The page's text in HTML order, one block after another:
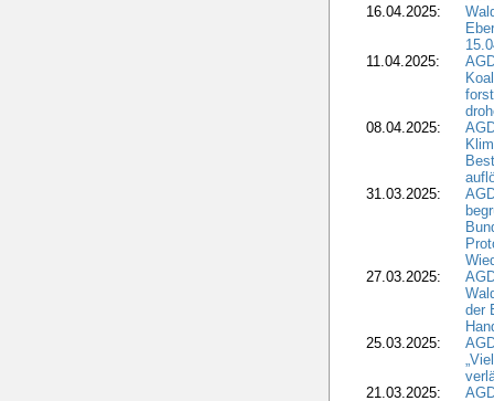
16.04.2025:
11.04.2025:
08.04.2025:
31.03.2025:
27.03.2025:
der
25.03.2025:
21.03.2025: